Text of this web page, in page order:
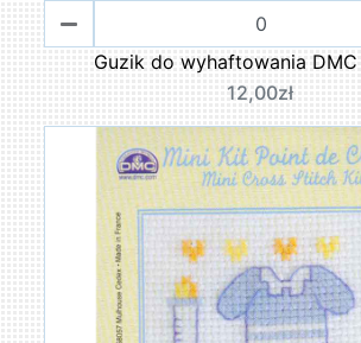
Guzik do wyhaftowania
12,00zł